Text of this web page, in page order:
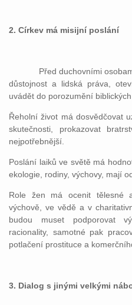
2. Církev má misijní poslání
Před duchovními
důstojnost a lidská práva,
uvádět do porozumění biblických
Řeholní život má dosvědčovat
skutečnosti, prokazovat
nejpotřebnější.
Poslání laiků ve světě má
ekologie, rodiny, výchovy, mají
Role žen má ocenit tělesné
výchově, ve vědě a v
budou muset podporovat
racionality, samotné pak
potlačení prostituce a
3. Dialog s jinými velkými